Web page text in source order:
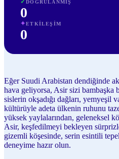
✓DOĞRULANMIŞ
0
✦ETKILEŞIM
0
Eğer Suudi Arabistan dendiğinde
hava geliyorsa, Asir sizi bambaşka
sislerin okşadığı dağları, yemyeşil
kültürüyle adeta ülkenin ruhunu
yüksek yaylalarından, geleneksel
Asir, keşfedilmeyi bekleyen
gizemli köşesinde, serin esintili
deneyime hazır olun.